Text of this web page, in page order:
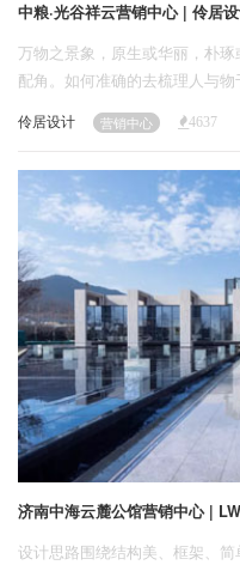
中粮·光谷祥云营销中心 | 伶居
万物之景象，原生或华丽，朴
配角。如何准确的去梳理人与
的力量」，在可度量的空间形
人与空间，那不可度量的感知与
伶居设计 营销中心 4637
济南中海云麓
设计思路围绕结构美、框架、